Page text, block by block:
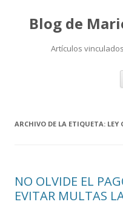
Blog de
Artículos
ARCHIVO DE LA ETIQUETA: LEY
NO OLVIDE EL
EVITAR MULTAS